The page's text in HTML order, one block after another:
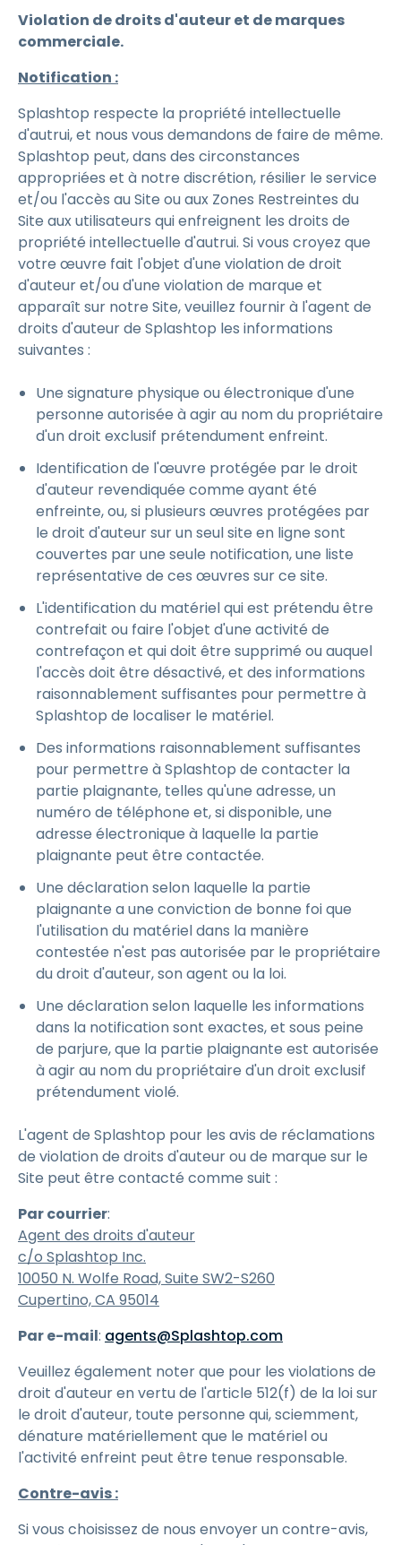
Violation de droits d'auteur et de marques
commerciale.
Notification :
Splashtop respecte la propriété intellectuelle
d'autrui, et nous vous demandons de faire de même.
Splashtop peut, dans des circonstances
appropriées et à notre discrétion, résilier le service
et/ou l'accès au Site ou aux Zones Restreintes du
Site aux utilisateurs qui enfreignent les droits de
propriété intellectuelle d'autrui. Si vous croyez que
votre œuvre fait l'objet d'une violation de droit
d'auteur et/ou d'une violation de marque et
apparaît sur notre Site, veuillez fournir à l'agent de
droits d'auteur de Splashtop les informations
suivantes :
Une signature physique ou électronique d'une
personne autorisée à agir au nom du propriétaire
d'un droit exclusif prétendument enfreint.
Identification de l'œuvre protégée par le droit
d'auteur revendiquée comme ayant été
enfreinte, ou, si plusieurs œuvres protégées par
le droit d'auteur sur un seul site en ligne sont
couvertes par une seule notification, une liste
représentative de ces œuvres sur ce site.
L'identification du matériel qui est prétendu être
contrefait ou faire l'objet d'une activité de
contrefaçon et qui doit être supprimé ou auquel
l'accès doit être désactivé, et des informations
raisonnablement suffisantes pour permettre à
Splashtop de localiser le matériel.
Des informations raisonnablement suffisantes
pour permettre à Splashtop de contacter la
partie plaignante, telles qu'une adresse, un
numéro de téléphone et, si disponible, une
adresse électronique à laquelle la partie
plaignante peut être contactée.
Une déclaration selon laquelle la partie
plaignante a une conviction de bonne foi que
l'utilisation du matériel dans la manière
contestée n'est pas autorisée par le propriétaire
du droit d'auteur, son agent ou la loi.
Une déclaration selon laquelle les informations
dans la notification sont exactes, et sous peine
de parjure, que la partie plaignante est autorisée
à agir au nom du propriétaire d'un droit exclusif
prétendument violé.
L'agent de Splashtop pour les avis de réclamations
de violation de droits d'auteur ou de marque sur le
Site peut être contacté comme suit :
Par courrier:
Agent des droits d'auteur
c/o Splashtop Inc.
10050 N. Wolfe Road, Suite SW2-S260
Cupertino, CA 95014
Par e-mail: agents@Splashtop.com
Veuillez également noter que pour les violations de
droit d'auteur en vertu de l'article 512(f) de la loi sur
le droit d'auteur, toute personne qui, sciemment,
dénature matériellement que le matériel ou
l'activité enfreint peut être tenue responsable.
Contre-avis :
Si vous choisissez de nous envoyer un contre-avis,